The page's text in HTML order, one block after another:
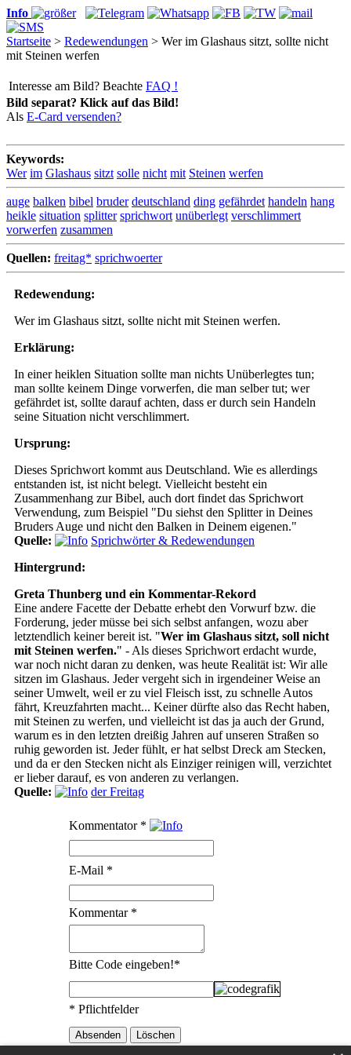
Info
Startseite > Redewendungen > Wer im Glashaus sitzt, sollte nicht
mit Steinen werfen
Interesse am Bild? Beachte FAQ !
Bild separat? Klick auf das Bild!
Als E-Card versenden?
Keywords:
Wer im Glashaus sitzt solle nicht mit Steinen werfen
auge balken bibel bruder deutschland ding gefährdet handeln hang
heikle situation splitter sprichwort unüberlegt verschlimmert
vorwerfen zusammen
Quellen: freitag* sprichwoerter
Redewendung:
Wer im Glashaus sitzt, sollte nicht mit Steinen werfen.
Erklärung:
In einer heiklen Situation sollte man nichts Unüberlegtes tun;
man sollte keinem Dinge vorwerfen, die man selber tut; wer
gefährdet ist, sollte darauf achten, dass er durch sein Handeln
seine Situation nicht verschlimmert.
Ursprung:
Dieses Sprichwort kommt aus Deutschland. Wie es allerdings
entstanden ist, ist nicht belegt. Vielleicht besteht ein
Zusammenhang zur Bibel, auch dort findet das Sprichwort
Verwendung, zum Beispiel "Du siehst den Splitter in Deines
Bruders Auge und nicht den Balken in Deinem eigenen."
Quelle:
Sprichwörter & Redewendungen
Hintergrund:
Greta Thunberg und ein Kommentar-Rekord
Eine andere Facette der Debatte erhebt den Vorwurf bzw. die
Forderung, jeder müsse bei sich selbst anfangen, wozu aber
letztendlich keiner bereit ist. "Wer im Glashaus sitzt, soll nicht
mit Steinen werfen." - Als dieses Sprichwort erdacht wurde,
war noch nicht daran zu denken, was heute Realität ist: Wir alle
sitzen im Glashaus. Jeder vergeht sich in irgendeiner Weise an
seiner Umwelt, weil er zu viel Fleisch isst, zu schnelle Autos
fährt, Kreuzfahrten macht... Keiner dürfte also das Recht haben,
mit Steinen zu werfen, und vielleicht ist das ja auch der Grund,
warum es in den letzten dreißig Jahren auf unseren Straßen so
ruhig geworden ist. Jeder fühlt, er hat selbst Dreck am Stecken,
und da er den Stecken nicht als Einziger reinigen will, verzichtet
er lieber darauf, es von anderen zu verlangen.
Quelle:
der Freitag
Kommentator *
E-Mail *
Kommentar *
Bitte Code eingeben!*
* Pflichtfelder